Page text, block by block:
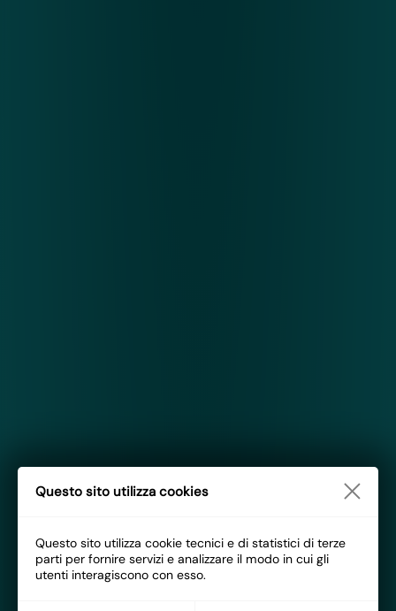
Questo sito utilizza cookies
Questo sito utilizza cookie tecnici e di statistici di terze
parti per fornire servizi e analizzare il modo in cui gli
utenti interagiscono con esso.